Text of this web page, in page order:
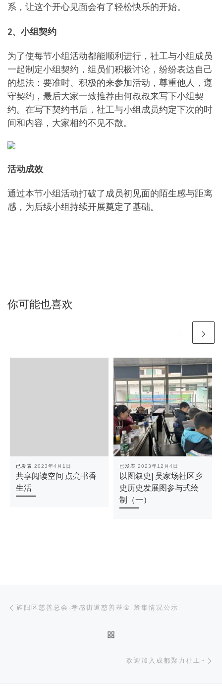
系，让这个开心见面会有了轻松快乐的开始。
2、小组契约
为了使每节小组活动都能顺利进行，社工与小组成员
一起制定小组契约，组员们积极讨论，纷纷表达自己
的想法：要准时、积极的来参加活动，尊重他人，遵
守契约，最后大家一致推荐由何叔叔来写下小组契
约。在写下契约书后，社工与小组成员约定下次的时
间和内容，大家相约不见不散。
活动成效
通过本节小组活动打破了成员初见面的陌生感与距离
感，为后续小组持续开展奠定了基础。
你可能也喜欢
已发表 2023年4月1日
共享阅读空间 点亮书香
生活
已发表 2023年12月4日
以图叙史| 吴家场社区乡
史历史发展图参与式绘
制（一）
文章导航
旌阳区慈善总会·孝感街道慈善基金 筹集情况公示
欢迎加入成都聚力社工~